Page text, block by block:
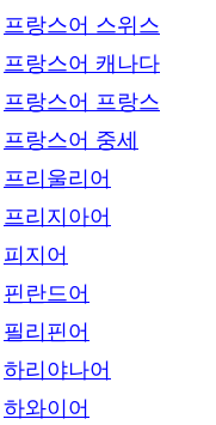
프랑스어 스위스
프랑스어 캐나다
프랑스어 프랑스
프랑스어 중세
프리울리어
프리지아어
피지어
핀란드어
필리핀어
하리야나어
하와이어